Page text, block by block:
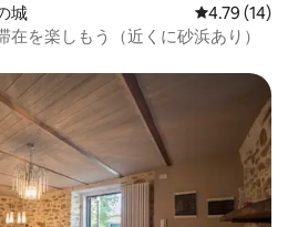
城 レビュー14
4.79 (14)
を楽しもう（近くに砂浜あり）